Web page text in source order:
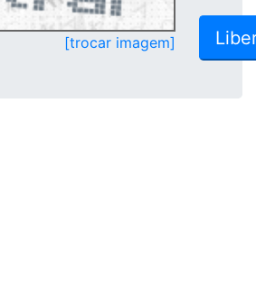
[trocar imagem]